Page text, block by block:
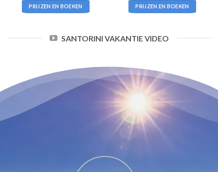
PRIJZEN EN BOEKEN PRIJZEN EN BOEKEN
SANTORINI VAKANTIE VIDEO